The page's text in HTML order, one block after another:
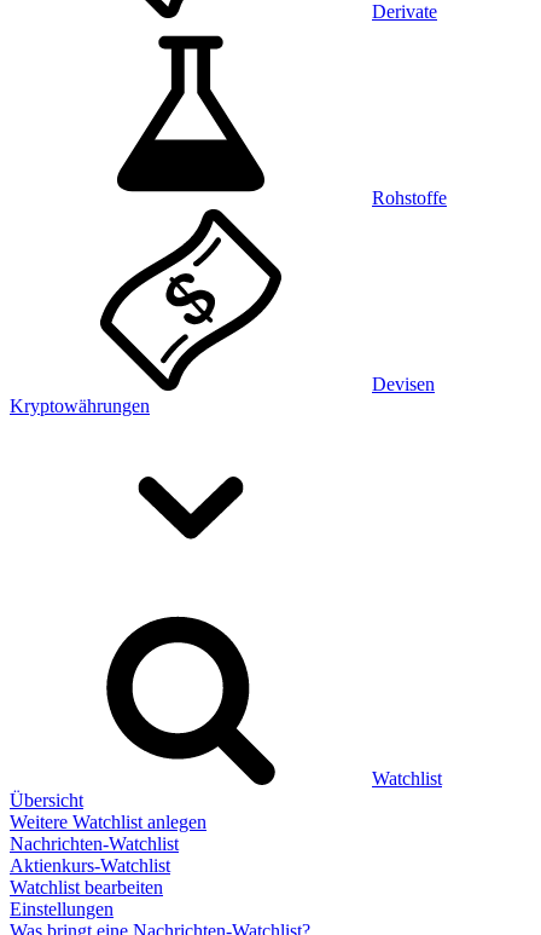
Derivate
Rohstoffe
Devisen
Kryptowährungen
Watchlist
Übersicht
Weitere Watchlist anlegen
Nachrichten-Watchlist
Aktienkurs-Watchlist
Watchlist bearbeiten
Einstellungen
Was bringt eine Nachrichten-Watchlist?